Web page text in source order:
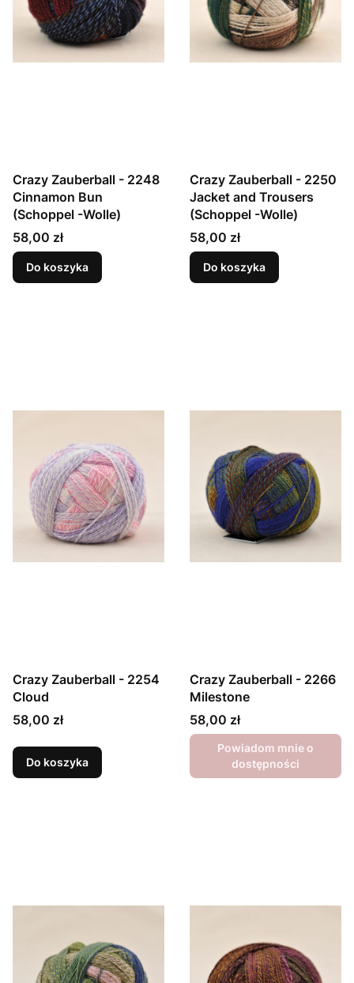
Crazy Zauberball - 2248
Cinnamon Bun
(Schoppel -Wolle)
Cena
58,00 zł
Do koszyka
Crazy Zauberball - 2250
Jacket and Trousers
(Schoppel -Wolle)
Cena
58,00 zł
Do koszyka
Crazy Zauberball - 2254
Cloud
Cena
58,00 zł
Do koszyka
Crazy Zauberball - 2266
Milestone
Cena
58,00 zł
Powiadom mnie o
dostępności